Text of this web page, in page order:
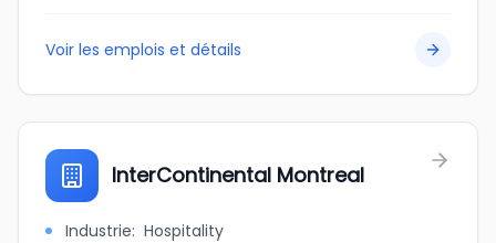
Voir les emplois et détails
InterContinental Montreal
Industrie: Hospitality